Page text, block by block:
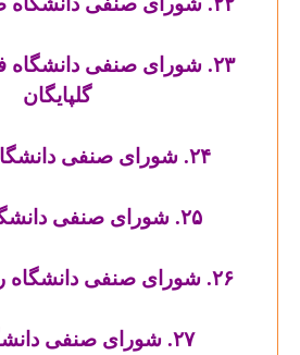
۲۳. شورای صنفی
گلپایگان
۲۴. شورای صنفی دانشگاه هنر تهران
۲۵. شورای صنفی دانشگاه نیشابور
۲۶. شورای صنفی دانشگاه رازی کرمانشاه
۲۷. شورای صنفی دانشگاه تهران